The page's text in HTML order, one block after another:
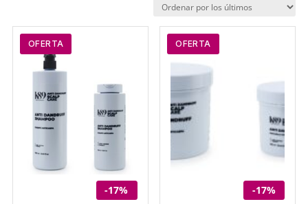
los
últimos
OFERTA
-17%
OFERTA
-17%